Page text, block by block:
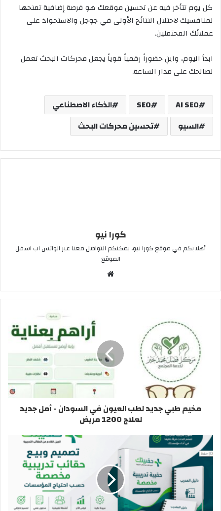
كل يوم تتأخر فيه عن تحسين موقعك هو فرصة إضافية تمنحها
لمنافسيك لاحتلال النتائج الأولى في جوجل والاستحواذ على
عملائك المحتملين.
ابدأ اليوم، وابنِ حضوراً رقمياً قوياً يجعل محركات البحث تعمل
لصالحك على مدار الساعة.
AI SEO
SEO
الذكاء الاصطناعي
السيو
تحسين محركات البحث
كورا نيو
أهلا بكم في موقع كورا نيو، يمكنكم التواصل معنا عبر الواتس اب اسفل
الموقع
مخيم طبي جديد لطب العيون في السودان - أمل جديد
لعلاج 1200 مريض